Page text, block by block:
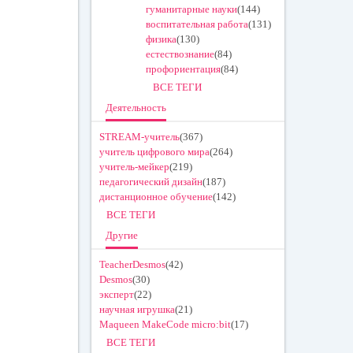
гуманитарные науки(144)
воспитательная работа(131)
физика(130)
естествознание(84)
профориентация(84)
ВСЕ ТЕГИ
Деятельность
STREAM-учитель(367)
учитель цифрового мира(264)
учитель-мейкер(219)
педагогический дизайн(187)
дистанционное обучение(142)
ВСЕ ТЕГИ
Другие
TeacherDesmos(42)
Desmos(30)
эксперт(22)
научная игрушка(21)
Maqueen MakeCode micro:bit(17)
ВСЕ ТЕГИ